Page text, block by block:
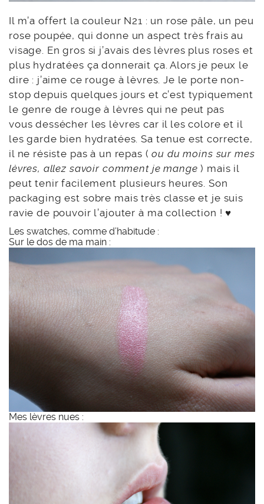
Il m’a offert la couleur N21 : un rose pâle, un peu
rose poupée, qui donne un aspect très frais au
visage. En gros si j’avais des lèvres plus roses et
plus hydratées ça donnerait ça. Alors je peux le
dire : j’aime ce rouge à lèvres. Je le porte non-
stop depuis quelques jours et c’est typiquement
le genre de rouge à lèvres qui ne peut pas
vous dessécher les lèvres car il les colore et il
les garde bien hydratées. Sa tenue est correcte,
il ne résiste pas à un repas ( ou du moins sur mes
lèvres, allez savoir comment je mange) mais il
peut tenir facilement plusieurs heures. Son
packaging est sobre mais très classe et je suis
ravie de pouvoir l’ajouter à ma collection ! ♥
Les swatches, comme d’habitude :
Sur le dos de ma main :
Mes lèvres nues :